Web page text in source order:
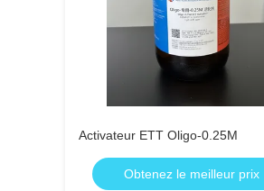
Activateur ETT Oligo-0.25M
Obtenez le meilleur prix